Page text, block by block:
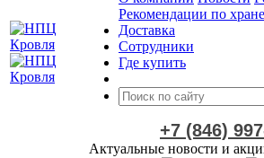
Рекомендации по
Доставка
Сотрудники
Где купить
+7 (846)
Актуальные новости и